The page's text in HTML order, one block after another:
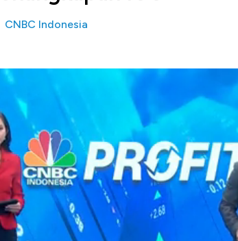
CNBC Indonesia
-Perdana Menteri, Israel Benjamin
muak permohonan Jaksa Mahkamah Pidana
atas dugaan kejahatan perang di Gaza,
dalam program Profit CNBC